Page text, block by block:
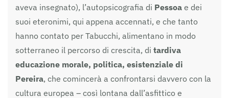
aveva insegnato), l’autopsicografia di Pessoa e dei
suoi eteronimi, qui appena accennati, e che tanto
hanno contato per Tabucchi, alimentano in modo
sotterraneo il percorso di crescita, di tardiva
educazione morale, politica, esistenziale di
Pereira, che comincerà a confrontarsi davvero con la
cultura europea – così lontana dall’asfittico e